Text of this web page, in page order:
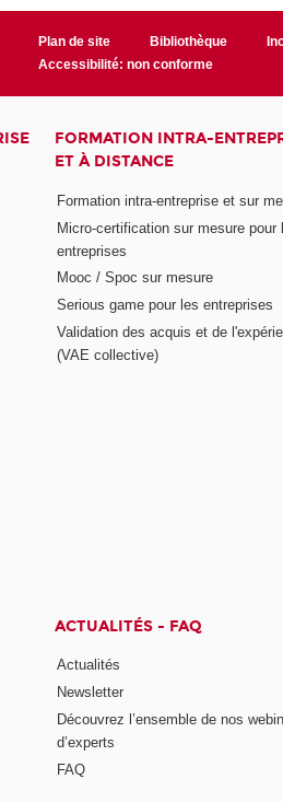
Plan de site Bibliothèque
Accessibilité: non conforme
FORMATION INTRA-
ET À DISTANCE
Formation intra-entreprise et sur
Micro-certification sur mesure pour
entreprises
Mooc / Spoc sur mesure
Serious game pour les entreprises
Validation des acquis et de
(VAE collective)
ACTUALITÉS - FAQ
Actualités
Newsletter
Découvrez l’ensemble de nos
d’experts
FAQ